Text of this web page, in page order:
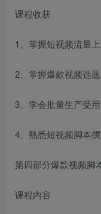
课程收获
1、掌握短视频流量
2、掌握爆款视频选
3、学会批量生产受
4、熟悉短视频脚本
第四部分爆款视频脚
课程内容